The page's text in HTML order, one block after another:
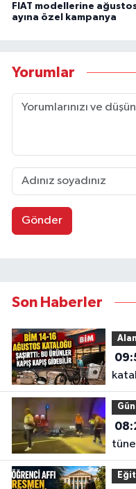
FIAT modellerine
ayına özel kampanya
Yorumlar
Gönder
Son Haberler